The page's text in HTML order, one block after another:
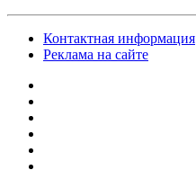
Контактная информация
Реклама на сайте